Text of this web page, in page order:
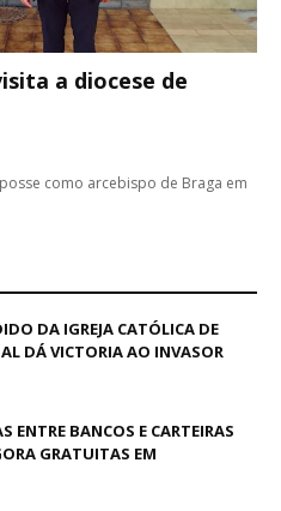
a diocese de
como arcebispo de Braga em
DA IGREJA CATÓLICA DE
DÁ VICTORIA AO INVASOR
ENTRE BANCOS E CARTEIRAS
GRATUITAS EM